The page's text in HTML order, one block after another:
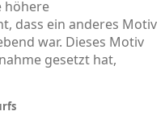
höhere
dass ein anderes Motiv
war. Dieses Motiv
gesetzt hat,